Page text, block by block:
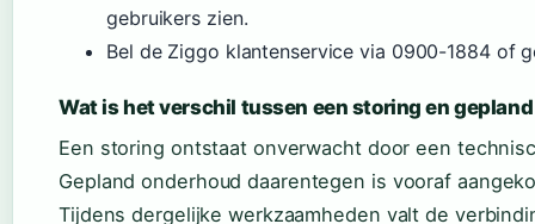
gebruikers zien.
Bel de Ziggo klantenservice via 0900-1884 of
Wat is het verschil tussen een storing en
Een storing ontstaat onverwacht door een
Gepland onderhoud daarentegen is vooraf
Tijdens dergelijke werkzaamheden valt de